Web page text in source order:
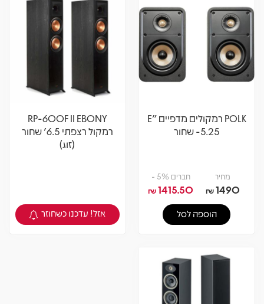
POLK רמקולים מדפיים E"
5.25- שחור
מחיר
1490
₪
חברים 5% -
1415.50
₪
הוספה לסל
RP-600F II EBONY
רמקול רצפתי 6.5' שחור
(זוג)
צפיה במוצר
אזל! עדכנו כשחוזר